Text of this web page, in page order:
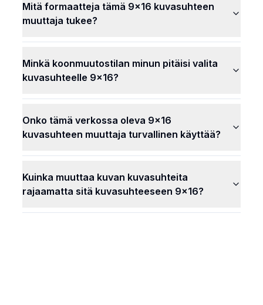
Mitä formaatteja tämä 9x16 kuvasuhteen
muuttaja tukee?
Minkä koonmuutostilan minun pitäisi valita
kuvasuhteelle 9x16?
Onko tämä verkossa oleva 9x16
kuvasuhteen muuttaja turvallinen käyttää?
Kuinka muuttaa kuvan kuvasuhteita
rajaamatta sitä kuvasuhteeseen 9x16?